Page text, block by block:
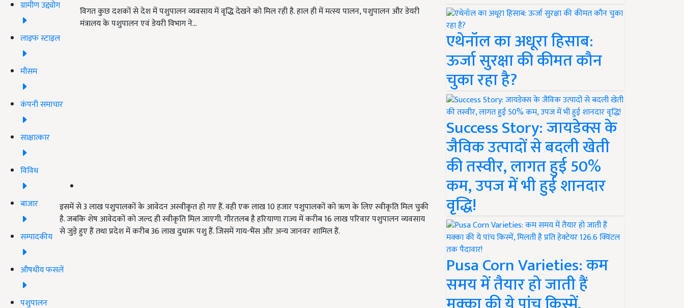
ग्रामीण उद्द्योग
लाइफ स्टाइल
मौसम
कंपनी समाचार
साक्षात्कार
विविध
बाजार
सम्पादकीय
औषधीय फसलें
पशुपालन
विगत कुछ दशकों से देश में पशुपालन व्यवसाय में वृद्धि देखने को मिल रही है. हाल ही में मत्स्य पालन, पशुपालन और डेयरी
मंत्रालय के पशुपालन एवं डेयरी विभाग ने…
इसमें से 3 लाख पशुपालकों के आवेदन अस्वीकृत हो गए हैं. वही एक लाख 10 हजार पशुपालकों को ऋण के लिए स्वीकृति मिल चुकी
है. जबकि शेष आवेदकों को जल्द ही स्वीकृति मिल जाएगी. गौरतलब है हरियाणा राज्य में करीब 16 लाख परिवार पशुपालन व्यवसाय
से जुड़े हुए हैं तथा प्रदेश में करीब 36 लाख दुधारू पशु हैं. जिसमें गाय-भैंस और अन्य जानवर शामिल हैं.
एथेनॉल का अधूरा हिसाब:
ऊर्जा सुरक्षा की कीमत कौन
चुका रहा है?
Success Story: जायडेक्स के
जैविक उत्पादों से बदली खेती
की तस्वीर, लागत हुई 50%
कम, उपज में भी हुई शानदार
वृद्धि!
Pusa Corn Varieties: कम
समय में तैयार हो जाती हैं